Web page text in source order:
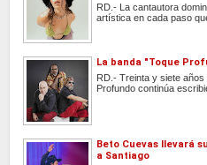
RD.- La cantautora
artística en cada paso
La banda "Toque
RD.- Treinta y siete
Profundo continúa
Beto Cuevas llevará
a Santiago